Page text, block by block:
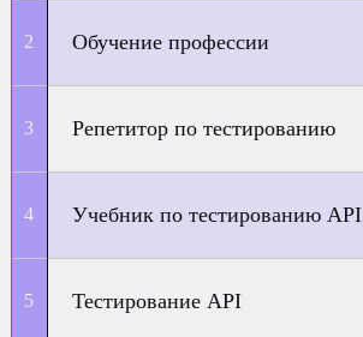
Обучение профессии
Репетитор по тестированию
Учебник по тестированию API
Тестирование API